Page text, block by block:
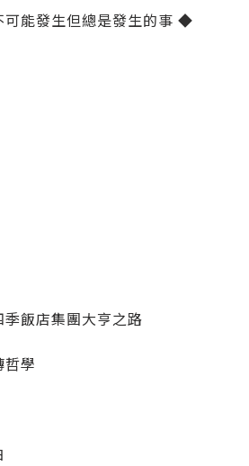
可能發生但總是發生的事 ◆
飯店集團大亨之路
學